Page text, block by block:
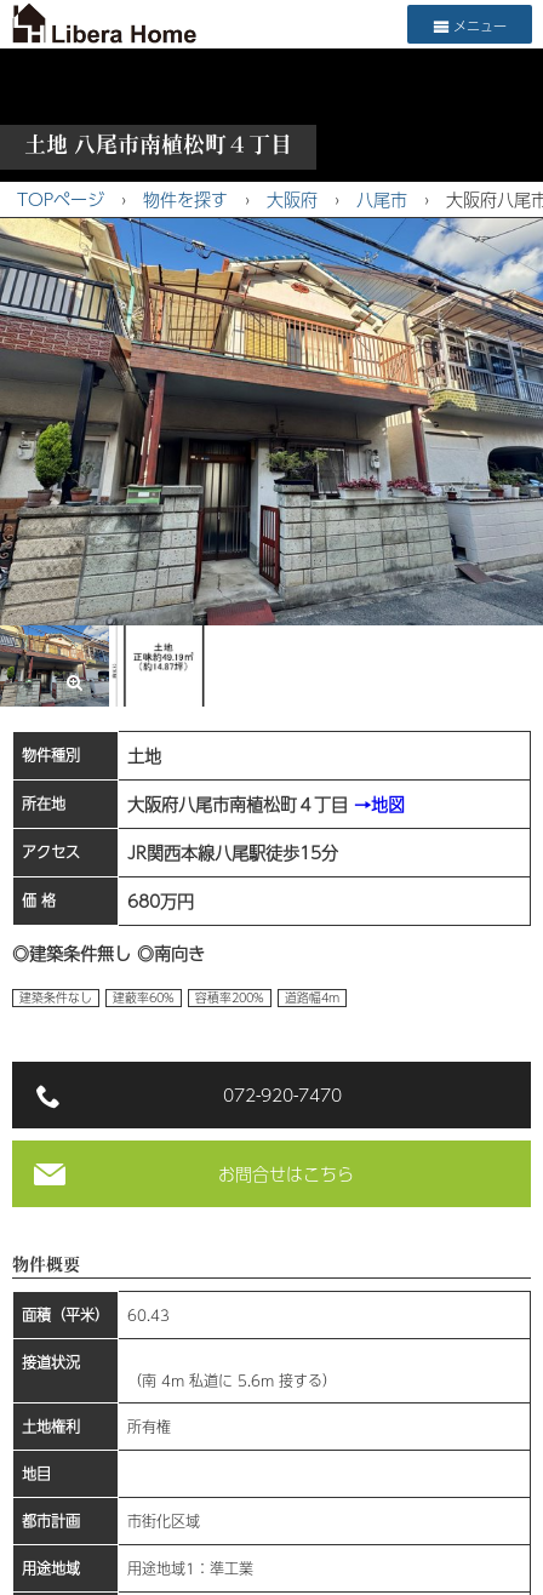
メニュー
土地 八尾市南植松町４丁目
TOPページ › 物件を探す › 大阪府 › 八尾市 › 大阪府八尾
物件種別 土地
所在地 大阪府八尾市南植松町４丁目 →地図
アクセス JR関西本線八尾駅徒歩15分
価 格 680万円
◎建築条件無し ◎南向き
建築条件なし 建蔽率60% 容積率200% 道路幅4m
072-920-7470
お問合せはこちら
物件概要
面積（平米） 60.43
接道状況
（南 4m 私道に 5.6m 接する）
土地権利 所有権
地目
都市計画 市街化区域
用途地域 用途地域1：準工業